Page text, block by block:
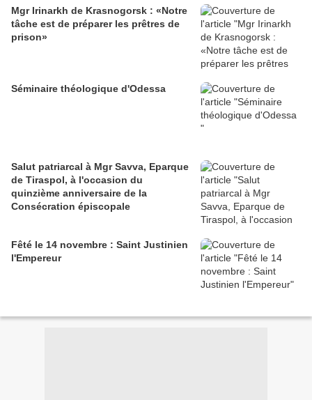
Mgr Irinarkh de Krasnogorsk : «Notre
tâche est de préparer les prêtres de
prison»
Séminaire théologique d'Odessa
Salut patriarcal à Mgr Savva, Eparque
de Tiraspol, à l'occasion du
quinzième anniversaire de la
Consécration épiscopale
Fêté le 14 novembre : Saint Justinien
l'Empereur